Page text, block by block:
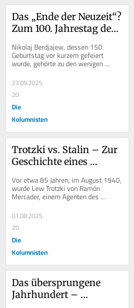
Das „Ende der Neuzeit“?
Zum 100. Jahrestag der
Berdjajew „Das Neue
Mittelalter“
Nikolaj Berdjajew, dessen 150.
Geburtstag vor kurzem gefeiert
wurde, gehörte zu den wenigen
russischen Exildenkern, die im
Westen zu beträchtlichem...
23.09.2025
20
Die
Kolumnisten
Trotzki vs. Stalin – Zur
Geschichte eines
Vor etwa 85 Jahren, im August 1940,
wurde Lew Trotzki von Ramón
Mercader, einem Agenten des
stalinistischen Geheimdienstes,
ermordet. So verstummte...
01.08.2025
20
Die
Kolumnisten
Das übersprungene
Jahrhundert –